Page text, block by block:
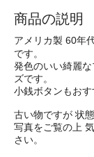
商品の説明
アメリカ製 60年
です。
発色のいい綺麗
ズです。
小銭ボタンもおす
古い物ですが 状
写真をご覧の上
さい。